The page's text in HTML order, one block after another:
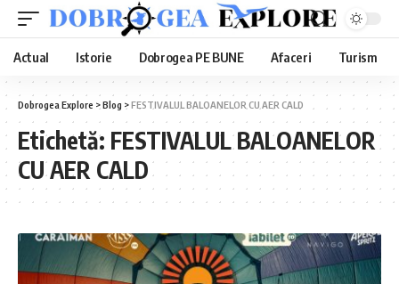
Actual Istorie Dobrogea PE BUNE Afaceri Turism
Dobrogea Explore >Blog >FESTIVALUL BALOANELOR CU AER CALD
Etichetă: FESTIVALUL BALOANELOR
CU AER CALD